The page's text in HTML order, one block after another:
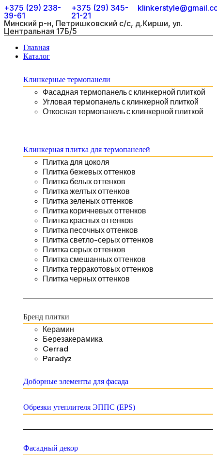
+375 (29) 238-
39-61
+375 (29) 345-
21-21
Минский р-н, Петришковский с/с, д.Кирши, ул.
Центральная 17Б/5
Главная
Каталог
Клинкерные термопанели
Фасадная термопанель с клинкерной плиткой
Угловая термопанель с клинкерной плиткой
Откосная термопанель с клинкерной плиткой
Клинкерная плитка для термопанелей
Плитка для цоколя
Плитка бежевых оттенков
Плитка белых оттенков
Плитка желтых оттенков
Плитка зеленых оттенков
Плитка коричневых оттенков
Плитка красных оттенков
Плитка песочных оттенков
Плитка светло-серых оттенков
Плитка серых оттенков
Плитка смешанных оттенков
Плитка терракотовых оттенков
Плитка черных оттенков
Бренд плитки
Керамин
Березакерамика
Cerrad
Paradyz
Доборные элементы для фасада
Обрезки утеплителя ЭППС (EPS)
Фасадный декор